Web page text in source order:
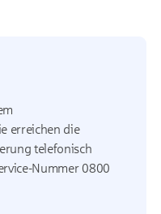
erreichen die
telefonisch
Nummer 0800